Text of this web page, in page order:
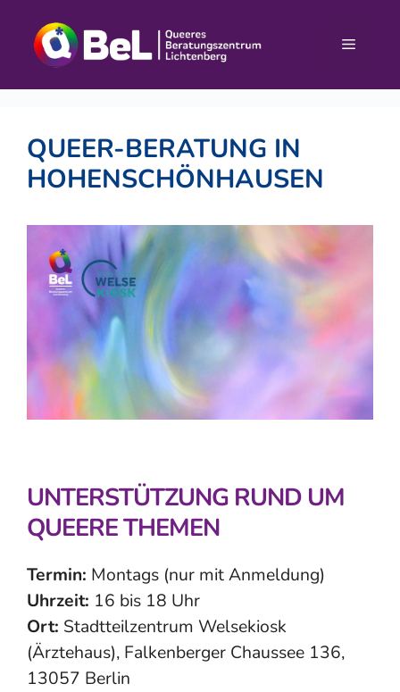
Inhalt
springen
Menü
QUEER-BERATUNG IN
HOHENSCHÖNHAUSEN
UNTERSTÜTZUNG RUND UM
QUEERE THEMEN
Termin: Montags (nur mit Anmeldung)
Uhrzeit: 16 bis 18 Uhr
Ort: Stadtteilzentrum Welsekiosk
(Ärztehaus), Falkenberger Chaussee 136,
13057 Berlin